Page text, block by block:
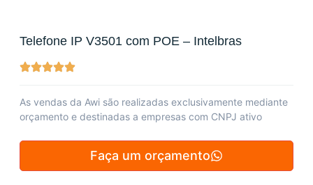
Telefone IP V3501 com POE – Intelbras
As vendas da Awi são realizadas exclusivamente mediante
orçamento e destinadas a empresas com CNPJ ativo
Faça um orçamento